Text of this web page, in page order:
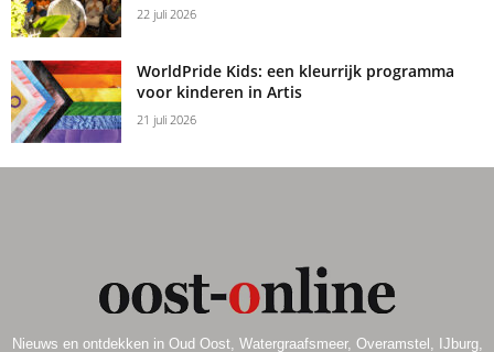
22 juli 2026
WorldPride Kids: een kleurrijk programma
voor kinderen in Artis
21 juli 2026
Nieuws en ontdekken in Oud Oost, Watergraafsmeer, Overamstel, IJburg,